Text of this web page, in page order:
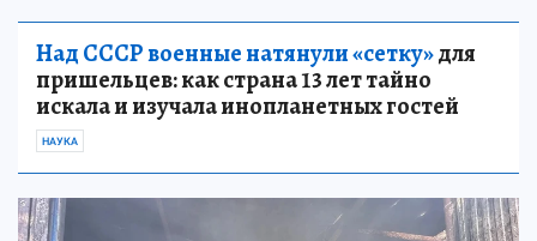
Над СССР военные натянули «сетку»для
пришельцев: как страна 13 лет тайно
искала и изучала инопланетных гостей
НАУКА